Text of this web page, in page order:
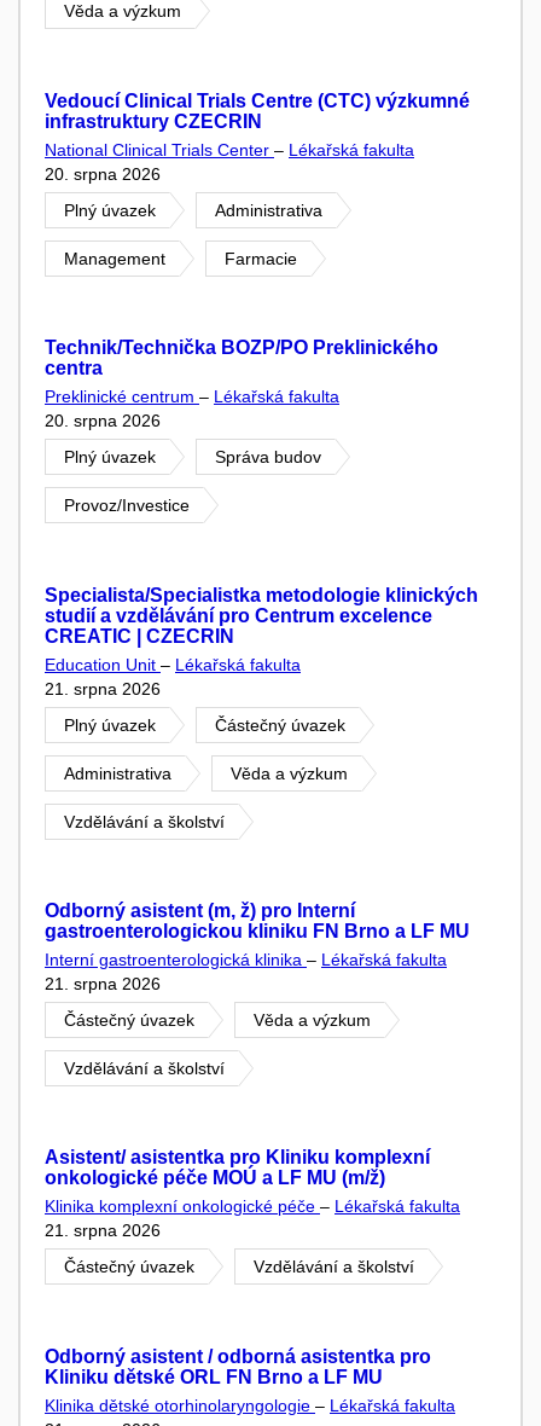
Věda a výzkum
Vedoucí Clinical Trials Centre (CTC) výzkumné
infrastruktury CZECRIN
National Clinical Trials Center – Lékařská fakulta
20. srpna 2026
Plný úvazek
Administrativa
Management Farmacie
Technik/Technička BOZP/PO Preklinického
centra
Preklinické centrum – Lékařská fakulta
20. srpna 2026
Plný úvazek
Správa budov
Provoz/Investice
Specialista/Specialistka metodologie klinických
studií a vzdělávání pro Centrum excelence
CREATIC | CZECRIN
Education Unit – Lékařská fakulta
21. srpna 2026
Plný úvazek
Částečný úvazek
Administrativa Věda a výzkum
Vzdělávání a školství
Odborný asistent (m, ž) pro Interní
gastroenterologickou kliniku FN Brno a LF MU
Interní gastroenterologická klinika – Lékařská fakulta
21. srpna 2026
Částečný úvazek
Věda a výzkum
Vzdělávání a školství
Asistent/ asistentka pro Kliniku komplexní
onkologické péče MOÚ a LF MU (m/ž)
Klinika komplexní onkologické péče – Lékařská fakulta
21. srpna 2026
Částečný úvazek
Vzdělávání a školství
Odborný asistent / odborná asistentka pro
Kliniku dětské ORL FN Brno a LF MU
Klinika dětské otorhinolaryngologie – Lékařská fakulta